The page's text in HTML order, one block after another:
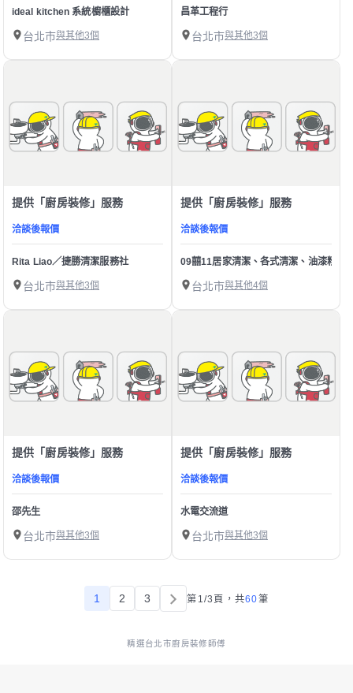
ideal kitchen 系統櫥櫃設計
台北市與其他3個
昌革工程行
台北市與其他3個
提供「廚房裝修」服務
洽談後報價
Rita Liao／捷勝清潔服務社
台北市與其他3個
提供「廚房裝修」服務
洽談後報價
09囍11居家清潔、各式清潔、油漆粉刷
台北市與其他4個
提供「廚房裝修」服務
洽談後報價
邵先生
台北市與其他3個
提供「廚房裝修」服務
洽談後報價
水電交流道
台北市與其他3個
1 2 3 第1/3頁， 共60筆
精選台北市廚房裝修師傅